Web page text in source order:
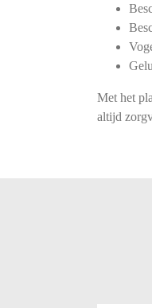
Met het
altijd